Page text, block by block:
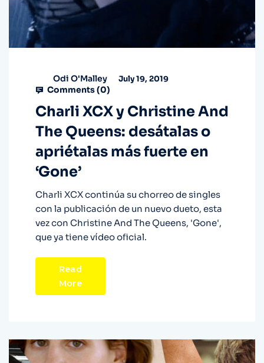
Odi O'Malley July 19, 2019
Comments (0)
Charli XCX y Christine And
The Queens: desátalas o
apriétalas más fuerte en
‘Gone’
Charli XCX continúa su chorreo de singles
con la publicación de un nuevo dueto, esta
vez con Christine And The Queens, 'Gone',
que ya tiene vídeo oficial.
Read
More